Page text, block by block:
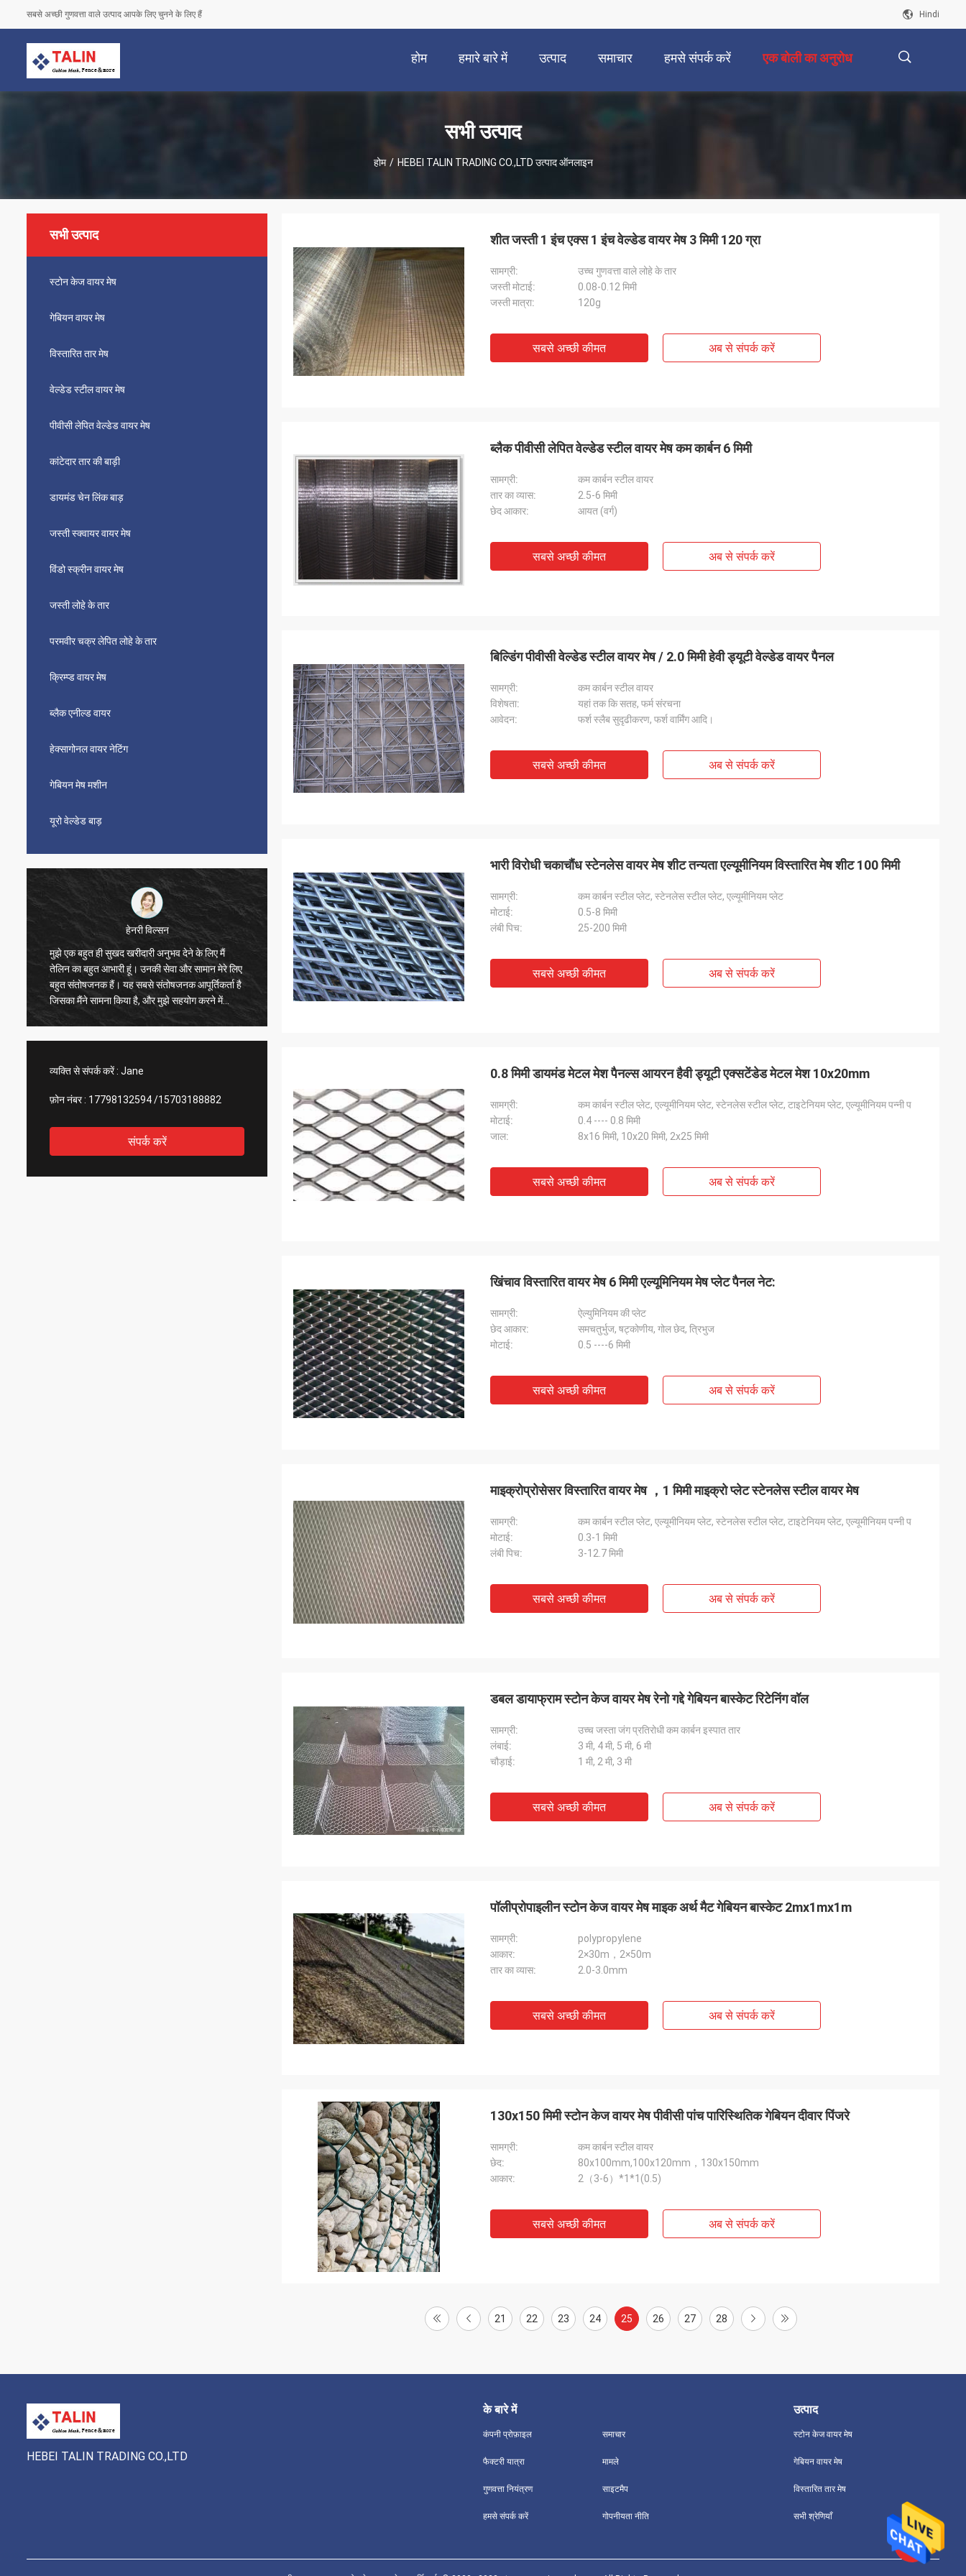
सबसे अच्छी गुणवत्ता वाले उत्पाद आपके लिए चुनने के लिए हैं Hindi
होम हमारे बारे में उत्पाद समाचार हमसे संपर्क करें एक बोली का अनुरोध
सभी उत्पाद
होम / HEBEI TALIN TRADING CO.,LTD उत्पाद ऑनलाइन
सभी उत्पाद
स्टोन केज वायर मेष
गेबियन वायर मेष
विस्तारित तार मेष
वेल्डेड स्टील वायर मेष
पीवीसी लेपित वेल्डेड वायर मेष
कांटेदार तार की बाड़ी
डायमंड चेन लिंक बाड़
जस्ती स्क्वायर वायर मेष
विंडो स्क्रीन वायर मेष
जस्ती लोहे के तार
परमवीर चक्र लेपित लोहे के तार
क्रिम्प्ड वायर मेष
ब्लैक एनील्ड वायर
हेक्सागोनल वायर नेटिंग
गेबियन मेष मशीन
यूरो वेल्डेड बाड़
हेनरी विल्सन
मुझे एक बहुत ही सुखद खरीदारी अनुभव देने के लिए मैं
तेलिन का बहुत आभारी हूं। उनकी सेवा और सामान मेरे लिए
बहुत संतोषजनक हैं। यह सबसे संतोषजनक आपूर्तिकर्ता है
जिसका मैंने सामना किया है, और मुझे सहयोग करने में
प्रसन्नता हो रही है।
एरिक हेरमैन
बहुत सुखद सहयोग, वितरण बहुत समय पर है, माल की
गुणवत्ता भी बहुत अच्छी है, कंपनी बहुत सम्मानित है, और मैं
भविष्य के सहयोग के लिए तत्पर हूं
व्यक्ति से संपर्क करें : Jane
फ़ोन नंबर : 17798132594 /15703188882
संपर्क करें
शीत जस्ती 1 इंच एक्स 1 इंच वेल्डेड वायर मेष 3 मिमी 120 ग्रा
सामग्री:
उच्च गुणवत्ता वाले लोहे के तार
जस्ती मोटाई:
0.08-0.12 मिमी
जस्ती मात्रा:
120g
सबसे अच्छी कीमत अब से संपर्क करें
ब्लैक पीवीसी लेपित वेल्डेड स्टील वायर मेष कम कार्बन 6 मिमी
सामग्री:
कम कार्बन स्टील वायर
तार का व्यास:
2.5-6 मिमी
छेद आकार:
आयत (वर्ग)
सबसे अच्छी कीमत अब से संपर्क करें
बिल्डिंग पीवीसी वेल्डेड स्टील वायर मेष / 2.0 मिमी हेवी ड्यूटी वेल्डेड वायर पैनल
सामग्री:
कम कार्बन स्टील वायर
विशेषता:
यहां तक ​​कि सतह, फर्म संरचना
आवेदन:
फर्श स्लैब सुदृढीकरण, फर्श वार्मिंग आदि।
सबसे अच्छी कीमत अब से संपर्क करें
भारी विरोधी चकाचौंध स्टेनलेस वायर मेष शीट तन्यता एल्यूमीनियम विस्तारित मेष शीट 100 मिमी
सामग्री:
कम कार्बन स्टील प्लेट, स्टेनलेस स्टील प्लेट, एल्यूमीनियम प्लेट
मोटाई:
0.5-8 मिमी
लंबी पिच:
25-200 मिमी
सबसे अच्छी कीमत अब से संपर्क करें
0.8 मिमी डायमंड मेटल मेश पैनल्स आयरन हैवी ड्यूटी एक्सटेंडेड मेटल मेश 10x20mm
सामग्री:
कम कार्बन स्टील प्लेट, एल्यूमीनियम प्लेट, स्टेनलेस स्टील प्लेट, टाइटेनियम प्लेट, एल्यूमीनियम पन्नी प
मोटाई:
0.4 ---- 0.8 मिमी
जाल:
8x16 मिमी, 10x20 मिमी, 2x25 मिमी
सबसे अच्छी कीमत अब से संपर्क करें
खिंचाव विस्तारित वायर मेष 6 मिमी एल्यूमिनियम मेष प्लेट पैनल नेट:
सामग्री:
ऐल्युमिनियम की प्लेट
छेद आकार:
समचतुर्भुज, षट्कोणीय, गोल छेद, त्रिभुज
मोटाई:
0.5 ----6 मिमी
सबसे अच्छी कीमत अब से संपर्क करें
माइक्रोप्रोसेसर विस्तारित वायर मेष ，1 मिमी माइक्रो प्लेट स्टेनलेस स्टील वायर मेष
सामग्री:
कम कार्बन स्टील प्लेट, एल्यूमीनियम प्लेट, स्टेनलेस स्टील प्लेट, टाइटेनियम प्लेट, एल्यूमीनियम पन्नी प
मोटाई:
0.3-1 मिमी
लंबी पिच:
3-12.7 मिमी
सबसे अच्छी कीमत अब से संपर्क करें
डबल डायाफ्राम स्टोन केज वायर मेष रेनो गद्दे गेबियन बास्केट रिटेनिंग वॉल
सामग्री:
उच्च जस्ता जंग प्रतिरोधी कम कार्बन इस्पात तार
लंबाई:
3 मी, 4 मी, 5 मी, 6 मी
चौड़ाई:
1 मी, 2 मी, 3 मी
सबसे अच्छी कीमत अब से संपर्क करें
पॉलीप्रोपाइलीन स्टोन केज वायर मेष माइक अर्थ मैट गेबियन बास्केट 2mx1mx1m
सामग्री:
polypropylene
आकार:
2×30m，2×50m
तार का व्यास:
2.0-3.0mm
सबसे अच्छी कीमत अब से संपर्क करें
130x150 मिमी स्टोन केज वायर मेष पीवीसी पांच पारिस्थितिक गेबियन दीवार पिंजरे
सामग्री:
कम कार्बन स्टील वायर
छेद:
80x100mm,100x120mm，130x150mm
आकार:
2（3-6）*1*1(0.5)
सबसे अच्छी कीमत अब से संपर्क करें
21 22 23 24 25 26 27 28
HEBEI TALIN TRADING CO.,LTD
के बारे में
कंपनी प्रोफ़ाइल
फैक्टरी यात्रा
गुणवत्ता नियंत्रण
हमसे संपर्क करें
समाचार
मामले
साइटमैप
गोपनीयता नीति
उत्पाद
स्टोन केज वायर मेष
गेबियन वायर मेष
विस्तारित तार मेष
सभी श्रेणियाँ